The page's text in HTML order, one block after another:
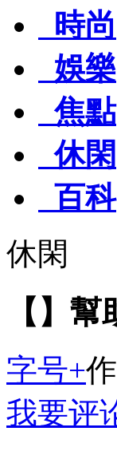
時尚
娛樂
焦點
休閑
百科
休閑
【】
字号+
我要评